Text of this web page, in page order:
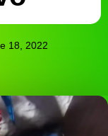
18, 2022